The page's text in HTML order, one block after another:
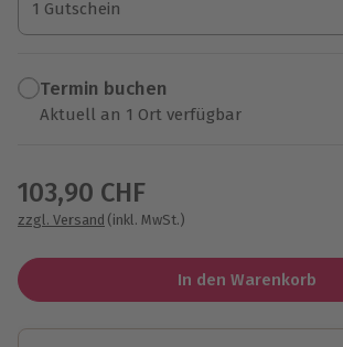
1 Gutschein
1 Gutschein
Termin buchen
Aktuell an 1 Ort verfügbar
103,90 CHF
zzgl. Versand (inkl. MwSt.)
In den Warenkorb